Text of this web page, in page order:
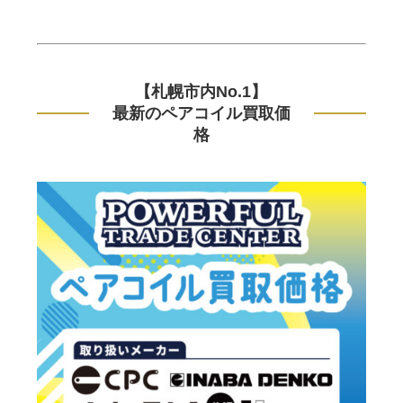
【札幌市内No.1】
最新のペアコイル買取価
格